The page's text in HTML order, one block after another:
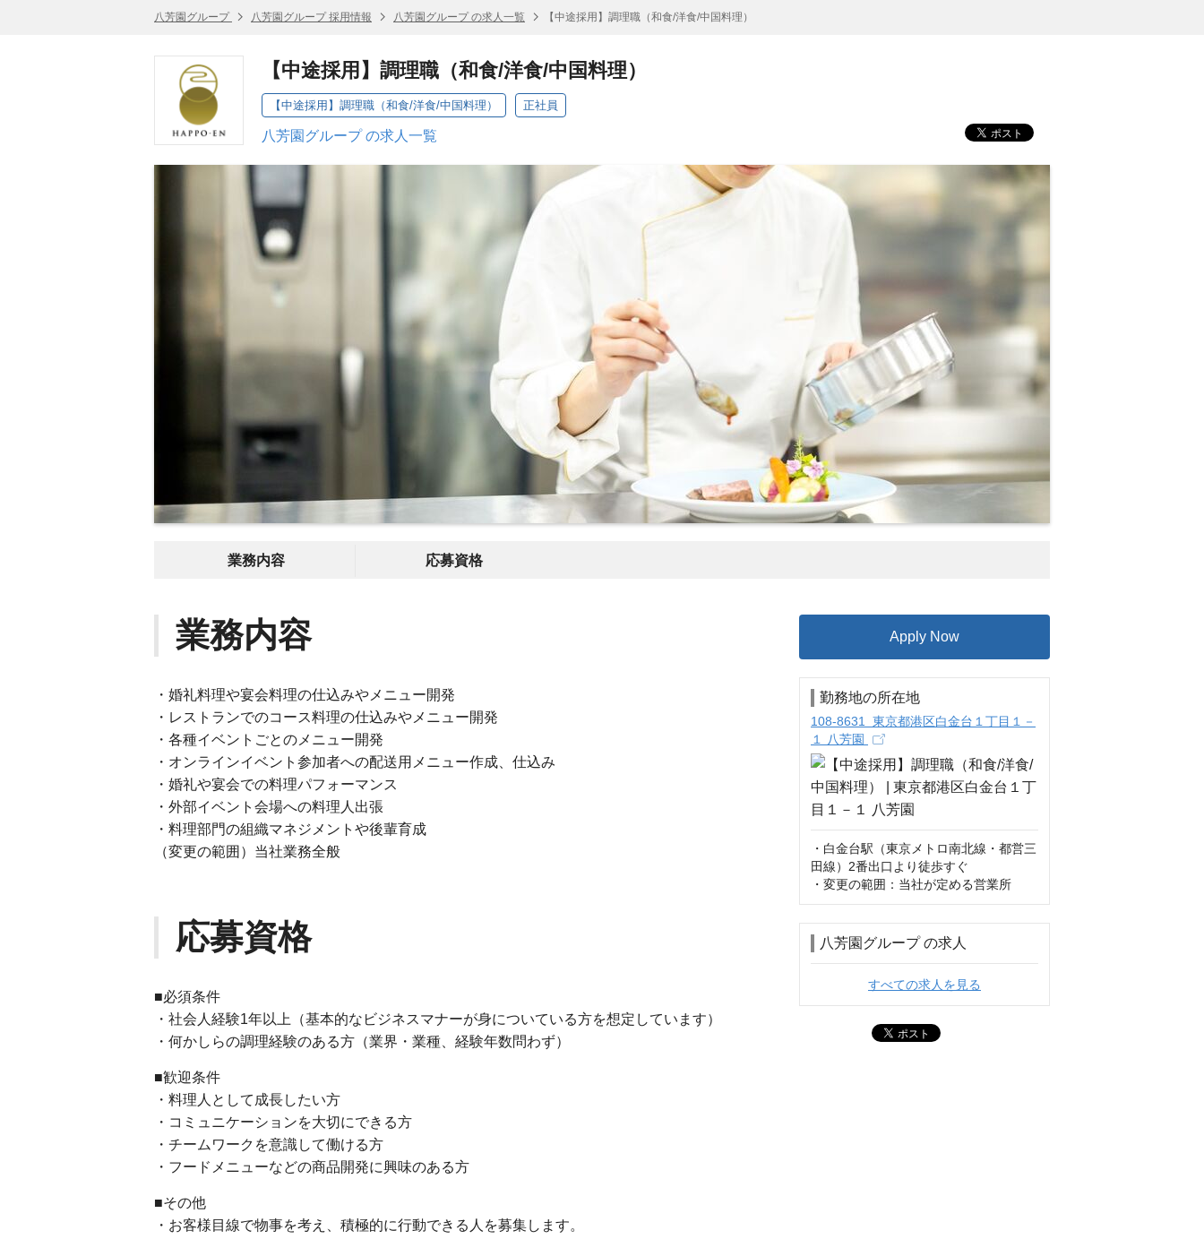
八芳園グループ 八芳園グループ 採用情報 八芳園グループ の求人一覧 【中途採用】調理職（和食/洋食/中国料理）
【中途採用】調理職（和食/洋食/中国料理）
【中途採用】調理職（和食/洋食/中国料理） 正社員
八芳園グループ の求人一覧
業務内容 応募資格
業務内容
・婚礼料理や宴会料理の仕込みやメニュー開発
・レストランでのコース料理の仕込みやメニュー開発
・各種イベントごとのメニュー開発
・オンラインイベント参加者への配送用メニュー作成、仕込み
・婚礼や宴会での料理パフォーマンス
・外部イベント会場への料理人出張
・料理部門の組織マネジメントや後輩育成
（変更の範囲）当社業務全般
応募資格
■必須条件
・社会人経験1年以上（基本的なビジネスマナーが身についている方を想定しています）
・何かしらの調理経験のある方（業界・業種、経験年数問わず）
■歓迎条件
・料理人として成長したい方
・コミュニケーションを大切にできる方
・チームワークを意識して働ける方
・フードメニューなどの商品開発に興味のある方
■その他
・お客様目線で物事を考え、積極的に行動できる人を募集します。
Apply Now
勤務地の所在地
108-8631 東京都港区白金台１丁目１－
１ 八芳園
・白金台駅（東京メトロ南北線・都営三
田線）2番出口より徒歩すぐ
・変更の範囲：当社が定める営業所
八芳園グループ の求人
すべての求人を見る